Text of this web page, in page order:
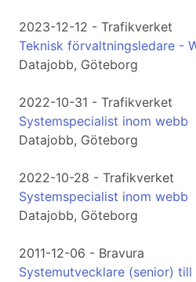
2023-12-12 - Trafikverket
Teknisk förvaltningsledare -
Datajobb, Göteborg
2022-10-31 - Trafikverket
Systemspecialist inom webb
Datajobb, Göteborg
2022-10-28 - Trafikverket
Systemspecialist inom webb
Datajobb, Göteborg
2011-12-06 - Bravura
Systemutvecklare (senior)